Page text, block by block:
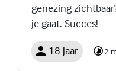
genezing
je gaat. Succes!
18 jaar 2